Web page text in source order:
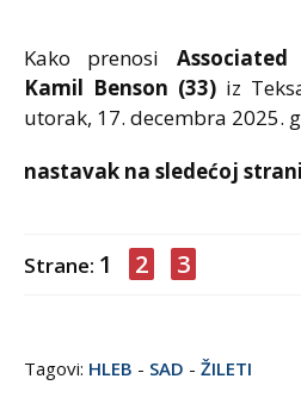
Kako prenosi Associated
Kamil Benson (33)iz
utorak, 17. decembra 2025.
nastavak na sledećoj
Strane: 1 2 3
Tagovi: HLEB - SAD - ŽILETI